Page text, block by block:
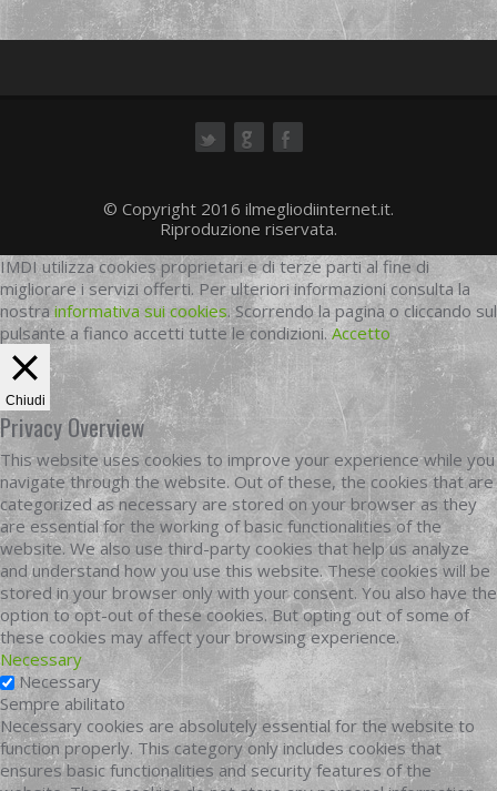
© Copyright 2016 ilmegliodiinternet.it.
Riproduzione riservata.
IMDI utilizza cookies proprietari e di terze parti al fine di
migliorare i servizi offerti. Per ulteriori informazioni consulta la
nostrainformativa sui cookies. Scorrendo la pagina o cliccando sul
pulsante a fianco accetti tutte le condizioni.Accetto
Chiudi
Privacy Overview
This website uses cookies to improve your experience while you
navigate through the website. Out of these, the cookies that are
categorized as necessary are stored on your browser as they
are essential for the working of basic functionalities of the
website. We also use third-party cookies that help us analyze
and understand how you use this website. These cookies will be
stored in your browser only with your consent. You also have the
option to opt-out of these cookies. But opting out of some of
these cookies may affect your browsing experience.
Necessary
Necessary
Sempre abilitato
Necessary cookies are absolutely essential for the website to
function properly. This category only includes cookies that
ensures basic functionalities and security features of the